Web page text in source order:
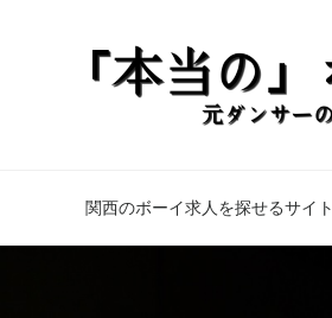
関西のボーイ求人を探せるサイト